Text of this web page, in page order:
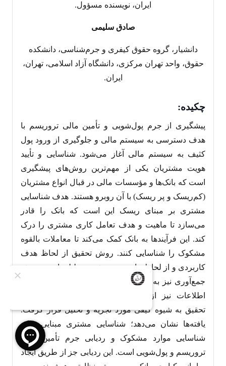
ایران، نویسنده مسؤول.
صادق سلیمی
دانشیار، گروه حقوق کیفری و جرم‌شناسی، دانشکده
حقوق، واحد تهران مرکزی، دانشگاه آزاد اسلامی، تهران،
ایران.
چکیده:
پیشگیری از جرم پول‌شویی و تأمین مالی تروریسم با
هدف دسترسی به سیستم مالی و جلوگیری از ورود پول
کثیف به سیستم مالی آغاز می‌شود. شناسایی و تأیید
هویت مشتریان یکی از مهم‌ترین روش‌های پیشگیری
است که بانک‌ها و مؤسسات مالی در قبال انواع مشتریان
(کم‌ریسک و پر ریسک) با آن روبرو هستند. هدف شناسایی
مشتری بر مبنای ریسک این است که بانک را قادر
می‌سازد تا ماهیت و هدف تعامل کاری مشتری را درک
کند. این فرآیندها به بانک کمک می‌کند تا معاملات بالقوه
مشکوک را شناسایی کنند. روش تحقیق از لحاظ هدف
کاربردی و از لحاظ ماهیت توصیفی و تحلیلی است. روش
جمع‌آوری نیز به شیوه کتابخانه‌ای بوده و ابزار جمع‌آوری
اطلاعات نیز از نوع فیش‌برداری می‌باشد. اطلاعات
تحقیق به شیوه کیفی مورد تجزیه و تحلیل قرار گرفت.
یافته‌ها نشان می‌دهد؛ شناسایی مشتری مبنایی برای
شناسایی موارد مشکوک و ردیابی جرم تأمین مالی
تروریسم و پول‌شویی است. این ردیابی جز از طریق ایجاد